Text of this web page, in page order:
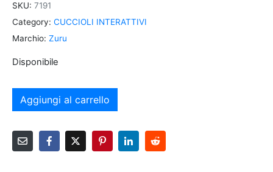
SKU: 7191
Category: CUCCIOLI INTERATTIVI
Marchio: Zuru
Disponibile
Aggiungi al carrello